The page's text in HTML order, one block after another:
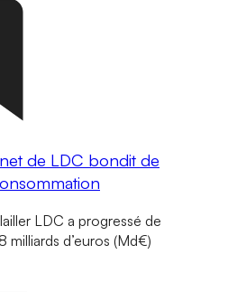
de LDC bondit de
LDC a progressé de
milliards d’euros (Md€)